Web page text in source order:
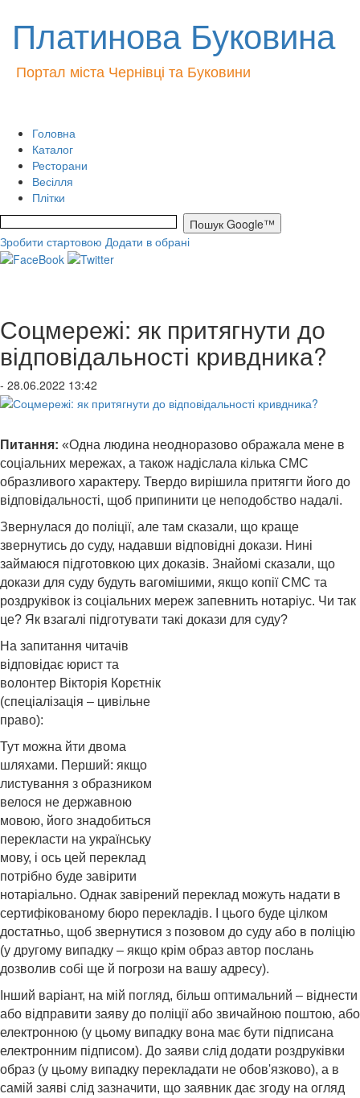
Платинова Буковина
Портал міста Чернівці та Буковини
Головна
Каталог
Ресторани
Весілля
Плітки
Зробити стартовою Додати в обрані
Соцмережі: як притягнути до
відповідальності кривдника?
- 28.06.2022 13:42
Питання: «Одна людина неодноразово ображала мене в
соціальних мережах, а також надіслала кілька СМС
образливого характеру. Твердо вирішила притягти його до
відповідальності, щоб припинити це неподобство надалі.
Звернулася до поліції, але там сказали, що краще
звернутись до суду, надавши відповідні докази. Нині
займаюся підготовкою цих доказів. Знайомі сказали, що
докази для суду будуть вагомішими, якщо копії СМС та
роздруківок із соціальних мереж запевнить нотаріус. Чи так
це? Як взагалі підготувати такі докази для суду?
На запитання читачів
відповідає юрист та
волонтер Вікторія Корєтнік
(спеціалізація – цивільне
право):
Тут можна йти двома
шляхами. Перший: якщо
листування з образником
велося не державною
мовою, його знадобиться
перекласти на українську
мову, і ось цей переклад
потрібно буде завірити
нотаріально. Однак завірений переклад можуть надати в
сертифікованому бюро перекладів. І цього буде цілком
достатньо, щоб звернутися з позовом до суду або в поліцію
(у другому випадку – якщо крім образ автор послань
дозволив собі ще й погрози на вашу адресу).
Інший варіант, на мій погляд, більш оптимальний – віднести
або відправити заяву до поліції або звичайною поштою, або
електронною (у цьому випадку вона має бути підписана
електронним підписом). До заяви слід додати роздруківки
образ (у цьому випадку перекладати не обов'язково), а в
самій заяві слід зазначити, що заявник дає згоду на огляд